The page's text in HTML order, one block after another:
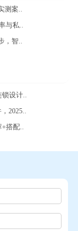
案..
与私..
智..
设计..
2025..
搭配..